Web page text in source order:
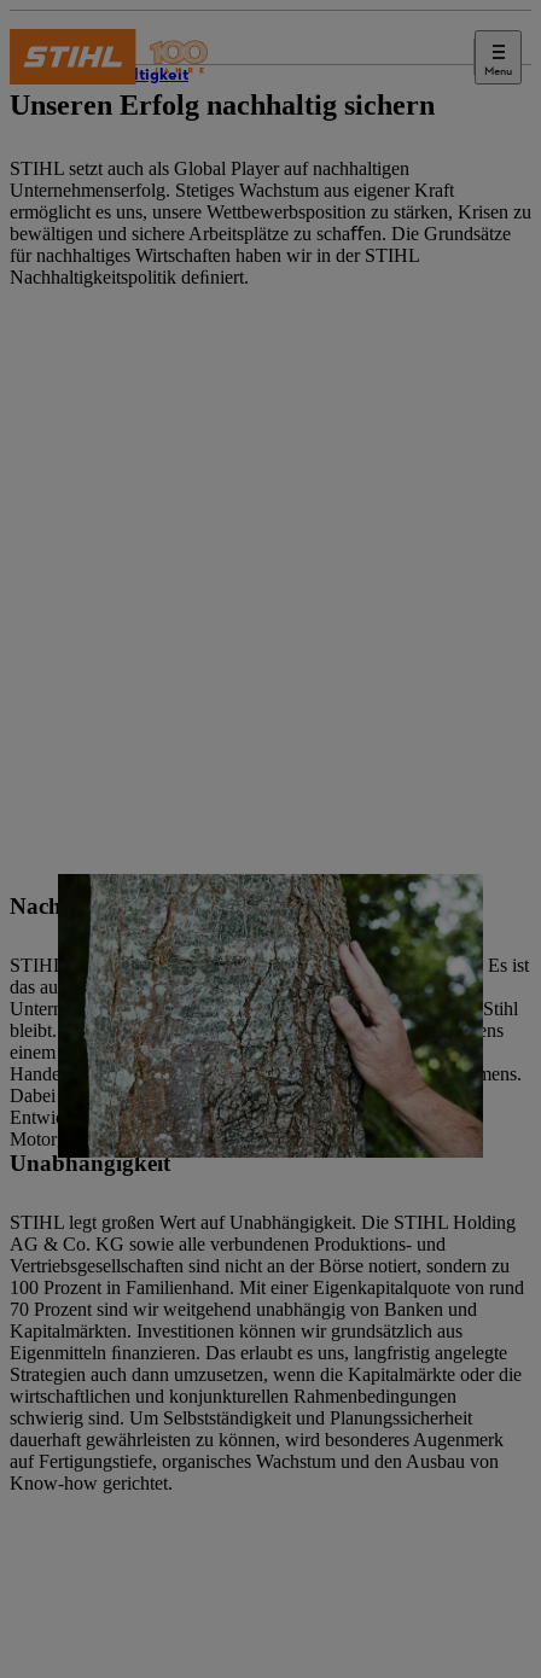
Menu
Nachhaltigkeit
Unseren Erfolg nachhaltig sichern
STIHL setzt auch als Global Player auf nachhaltigen
Unternehmenserfolg. Stetiges Wachstum aus eigener Kraft
ermöglicht es uns, unsere Wettbewerbsposition zu stärken, Krisen zu
bewältigen und sichere Arbeitsplätze zu schaﬀen. Die Grundsätze
für nachhaltiges Wirtschaften haben wir in der STIHL
Nachhaltigkeitspolitik deﬁniert.
Nachhaltige Führung
STIHL ist ein mittelständisch geprägtes Familienunternehmen. Es ist
das ausdrückliche Ziel der Eigentümerfamilie, dass STIHL ein
Unternehmen der Nachkommen des Firmengründers Andreas Stihl
bleibt. Seit 2002 obliegt die operative Leitung des Unternehmens
einem familienfremden Vorstand. Kontinuität im Denken und
Handeln ist eine maßgebliche Erfolgsgrundlage des Unternehmens.
Dabei konzentriert sich STIHL auf seine Kernkompetenzen:
Entwicklung, Fertigung und Vertrieb von Motorsägen sowie
Motorgeräten.
Unabhängigkeit
STIHL legt großen Wert auf Unabhängigkeit. Die STIHL Holding
AG & Co. KG sowie alle verbundenen Produktions- und
Vertriebsgesellschaften sind nicht an der Börse notiert, sondern zu
100 Prozent in Familienhand. Mit einer Eigenkapitalquote von rund
70 Prozent sind wir weitgehend unabhängig von Banken und
Kapitalmärkten. Investitionen können wir grundsätzlich aus
Eigenmitteln ﬁnanzieren. Das erlaubt es uns, langfristig angelegte
Strategien auch dann umzusetzen, wenn die Kapitalmärkte oder die
wirtschaftlichen und konjunkturellen Rahmenbedingungen
schwierig sind. Um Selbstständigkeit und Planungssicherheit
dauerhaft gewährleisten zu können, wird besonderes Augenmerk
auf Fertigungstiefe, organisches Wachstum und den Ausbau von
Know-how gerichtet.